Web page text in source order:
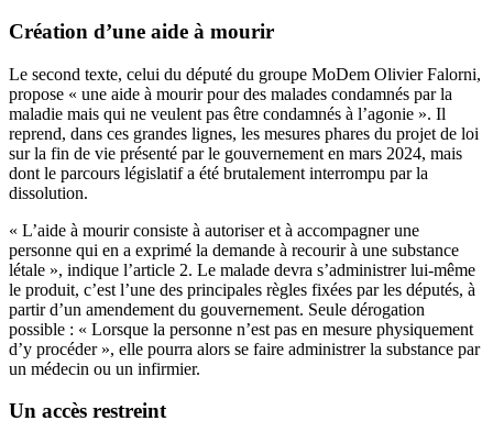
Création d’une aide à mourir
Le second texte, celui du député du groupe MoDem Olivier Falorni,
propose « une aide à mourir pour des malades condamnés par la
maladie mais qui ne veulent pas être condamnés à l’agonie ». Il
reprend, dans ces grandes lignes, les mesures phares du projet de loi
sur la fin de vie présenté par le gouvernement en mars 2024, mais
dont le parcours législatif a été brutalement interrompu par la
dissolution.
« L’aide à mourir consiste à autoriser et à accompagner une
personne qui en a exprimé la demande à recourir à une substance
létale », indique l’article 2. Le malade devra s’administrer lui-même
le produit, c’est l’une des principales règles fixées par les députés, à
partir d’un amendement du gouvernement. Seule dérogation
possible : « Lorsque la personne n’est pas en mesure physiquement
d’y procéder », elle pourra alors se faire administrer la substance par
un médecin ou un infirmier.
Un accès restreint